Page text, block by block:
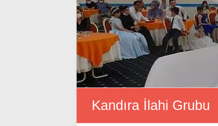
Kandıra İlahi Grubu